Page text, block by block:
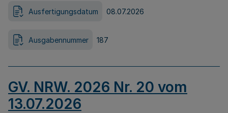
Ausfertigungsdatum 08.07.2026
Ausgabennummer 187
GV. NRW. 2026 Nr. 20 vom
13.07.2026